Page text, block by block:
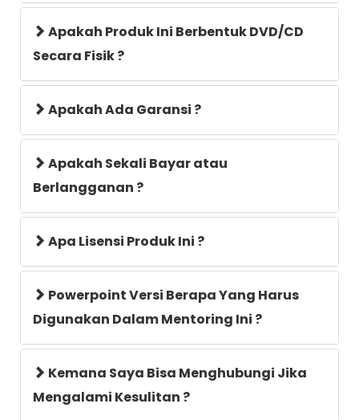
Apakah Produk Ini Berbentuk DVD/CD
Secara Fisik ?
Apakah Ada Garansi ?
Apakah Sekali Bayar atau
Berlangganan ?
Apa Lisensi Produk Ini ?
Powerpoint Versi Berapa Yang Harus
Digunakan Dalam Mentoring Ini ?
Kemana Saya Bisa Menghubungi Jika
Mengalami Kesulitan ?